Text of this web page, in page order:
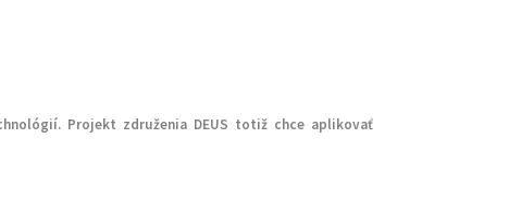
Projekt združenia DEUS totiž chce aplikovať